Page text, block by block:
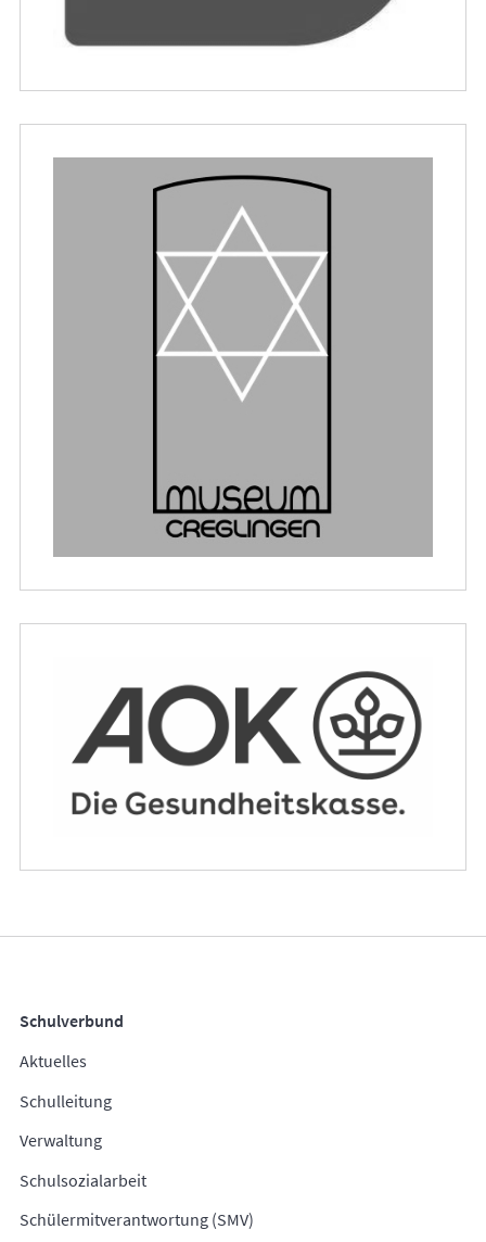
Schulverbund
Aktuelles
Schulleitung
Verwaltung
Schulsozialarbeit
Schülermitverantwortung (SMV)